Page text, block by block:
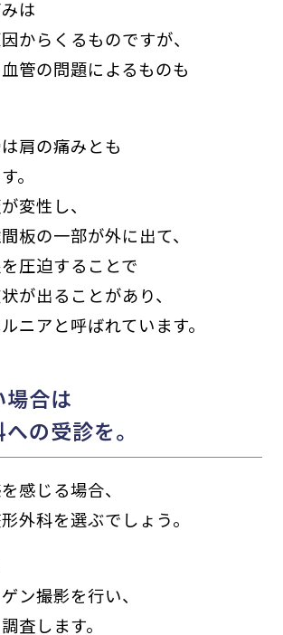
は
からくるものですが、
管の問題によるものも
肩の痛みとも
。
変性し、
板の一部が外に出て、
圧迫することで
が出ることがあり、
ニアと呼ばれています。
合は
の受診を。
感じる場合、
外科を選ぶでしょう。
ン撮影を行い、
査します。